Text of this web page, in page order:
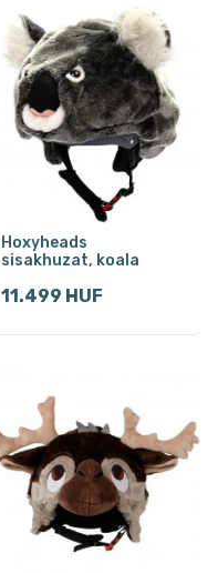
Hoxyheads
sisakhuzat, koala
11.499 HUF